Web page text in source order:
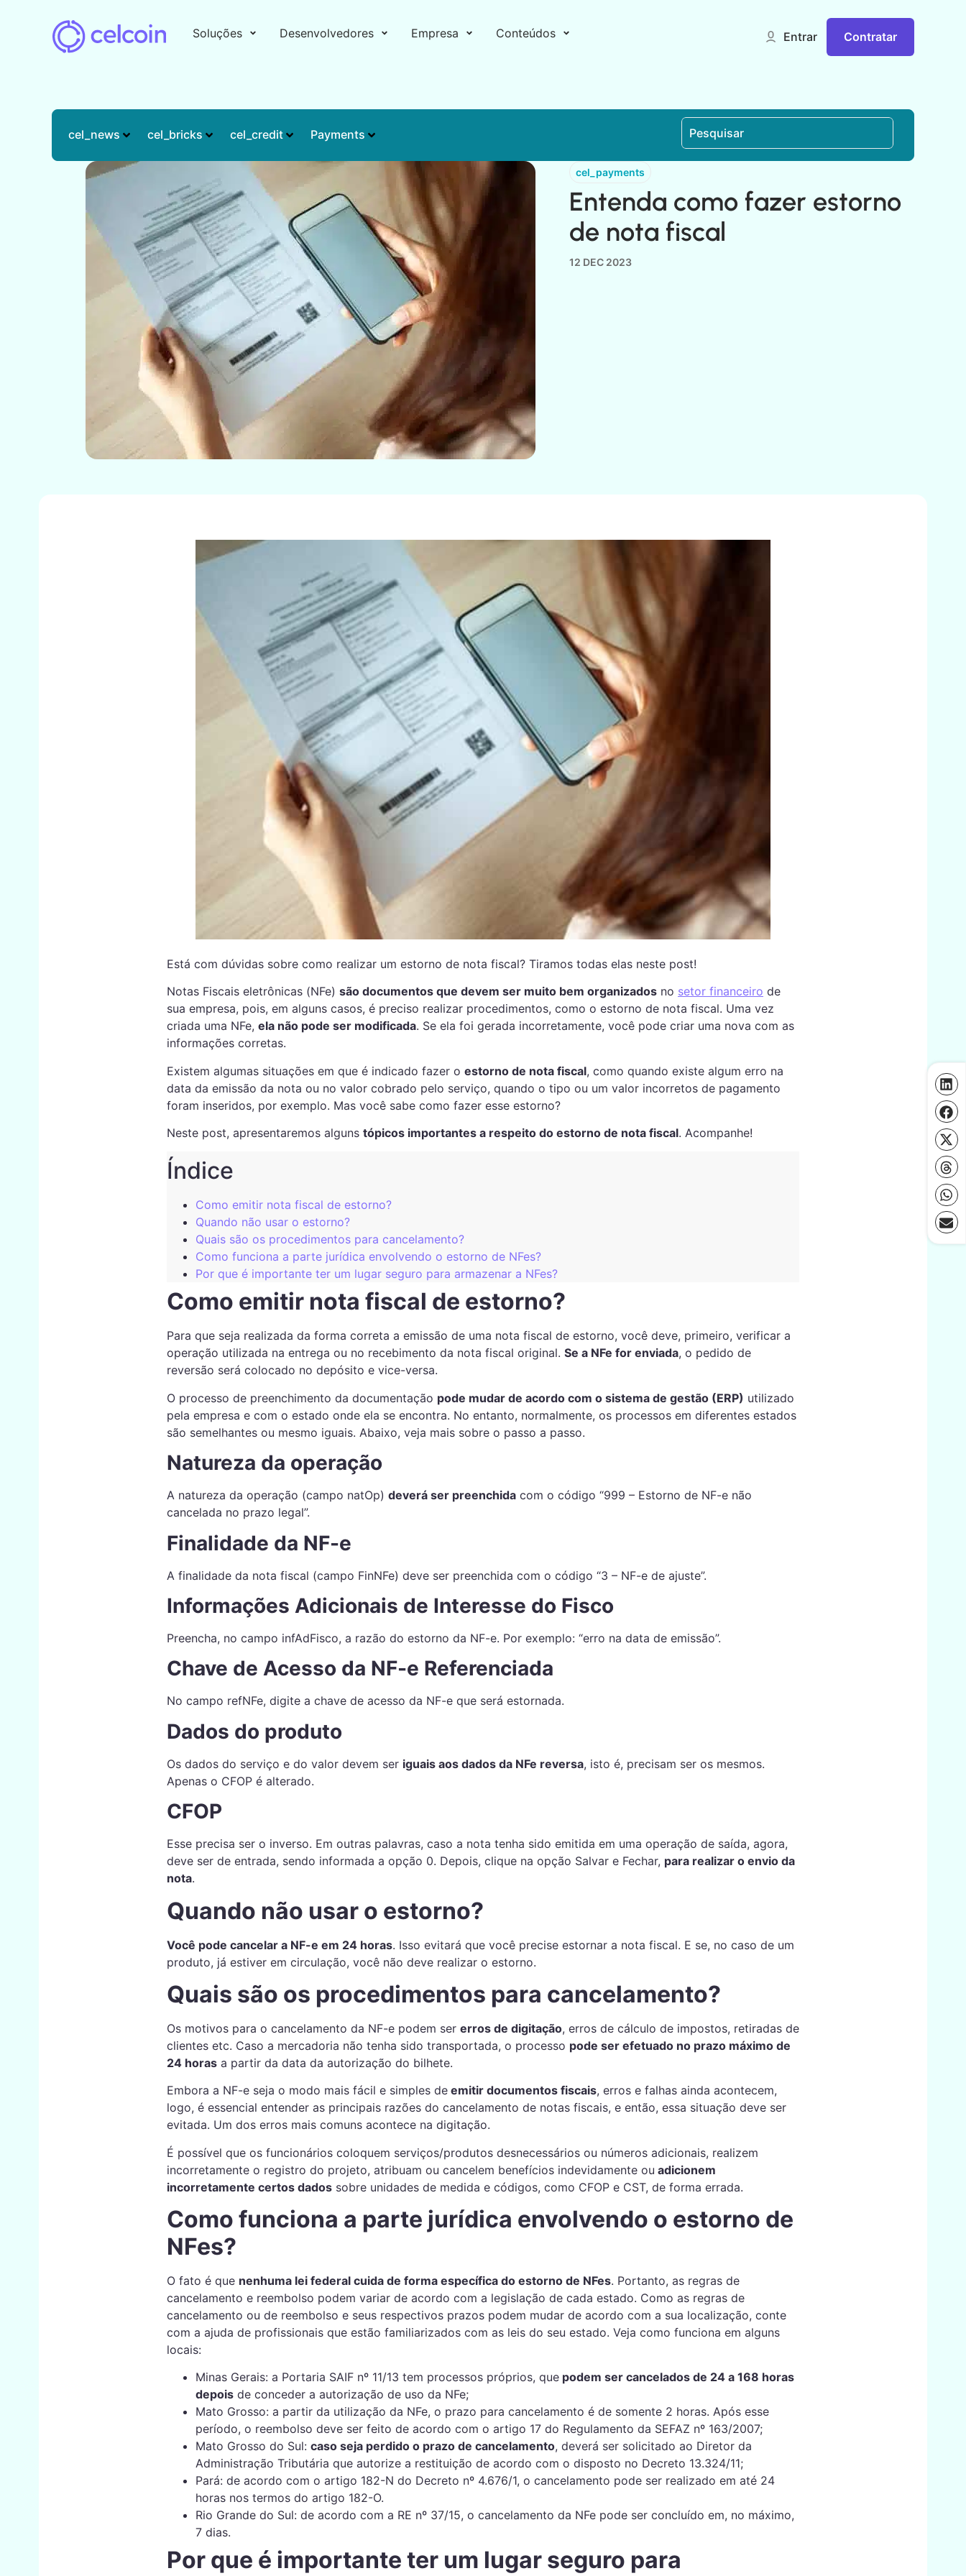
Soluções Desenvolvedores Empresa Conteúdos Entrar Contratar
cel_news cel_bricks cel_credit Payments
cel_payments
Entenda como fazer estorno
de nota fiscal
12 DEC 2023
Está com dúvidas sobre como realizar um estorno de nota fiscal? Tiramos todas elas neste post!
Notas Fiscais eletrônicas (NFe) são documentos que devem ser muito bem organizados no setor financeiro de
sua empresa, pois, em alguns casos, é preciso realizar procedimentos, como o estorno de nota fiscal. Uma vez
criada uma NFe, ela não pode ser modificada. Se ela foi gerada incorretamente, você pode criar uma nova com as
informações corretas.
Existem algumas situações em que é indicado fazer o estorno de nota fiscal, como quando existe algum erro na
data da emissão da nota ou no valor cobrado pelo serviço, quando o tipo ou um valor incorretos de pagamento
foram inseridos, por exemplo. Mas você sabe como fazer esse estorno?
Neste post, apresentaremos alguns tópicos importantes a respeito do estorno de nota fiscal. Acompanhe!
Índice
Como emitir nota fiscal de estorno?
Quando não usar o estorno?
Quais são os procedimentos para cancelamento?
Como funciona a parte jurídica envolvendo o estorno de NFes?
Por que é importante ter um lugar seguro para armazenar a NFes?
Como emitir nota fiscal de estorno?
Para que seja realizada da forma correta a emissão de uma nota fiscal de estorno, você deve, primeiro, verificar a
operação utilizada na entrega ou no recebimento da nota fiscal original. Se a NFe for enviada, o pedido de
reversão será colocado no depósito e vice-versa.
O processo de preenchimento da documentação pode mudar de acordo com o sistema de gestão (ERP) utilizado
pela empresa e com o estado onde ela se encontra. No entanto, normalmente, os processos em diferentes estados
são semelhantes ou mesmo iguais. Abaixo, veja mais sobre o passo a passo.
Natureza da operação
A natureza da operação (campo natOp) deverá ser preenchida com o código “999 – Estorno de NF-e não
cancelada no prazo legal”.
Finalidade da NF-e
A finalidade da nota fiscal (campo FinNFe) deve ser preenchida com o código “3 – NF-e de ajuste”.
Informações Adicionais de Interesse do Fisco
Preencha, no campo infAdFisco, a razão do estorno da NF-e. Por exemplo: “erro na data de emissão”.
Chave de Acesso da NF-e Referenciada
No campo refNFe, digite a chave de acesso da NF-e que será estornada.
Dados do produto
Os dados do serviço e do valor devem ser iguais aos dados da NFe reversa, isto é, precisam ser os mesmos.
Apenas o CFOP é alterado.
CFOP
Esse precisa ser o inverso. Em outras palavras, caso a nota tenha sido emitida em uma operação de saída, agora,
deve ser de entrada, sendo informada a opção 0. Depois, clique na opção Salvar e Fechar, para realizar o envio da
nota.
Quando não usar o estorno?
Você pode cancelar a NF-e em 24 horas. Isso evitará que você precise estornar a nota fiscal. E se, no caso de um
produto, já estiver em circulação, você não deve realizar o estorno.
Quais são os procedimentos para cancelamento?
Os motivos para o cancelamento da NF-e podem ser erros de digitação, erros de cálculo de impostos, retiradas de
clientes etc. Caso a mercadoria não tenha sido transportada, o processo pode ser efetuado no prazo máximo de
24 horas a partir da data da autorização do bilhete.
Embora a NF-e seja o modo mais fácil e simples de emitir documentos fiscais, erros e falhas ainda acontecem,
logo, é essencial entender as principais razões do cancelamento de notas fiscais, e então, essa situação deve ser
evitada. Um dos erros mais comuns acontece na digitação.
É possível que os funcionários coloquem serviços/produtos desnecessários ou números adicionais, realizem
incorretamente o registro do projeto, atribuam ou cancelem benefícios indevidamente ou adicionem
incorretamente certos dados sobre unidades de medida e códigos, como CFOP e CST, de forma errada.
Como funciona a parte jurídica envolvendo o estorno de
NFes?
O fato é que nenhuma lei federal cuida de forma específica do estorno de NFes. Portanto, as regras de
cancelamento e reembolso podem variar de acordo com a legislação de cada estado. Como as regras de
cancelamento ou de reembolso e seus respectivos prazos podem mudar de acordo com a sua localização, conte
com a ajuda de profissionais que estão familiarizados com as leis do seu estado. Veja como funciona em alguns
locais:
Minas Gerais: a Portaria SAIF nº 11/13 tem processos próprios, que podem ser cancelados de 24 a 168 horas
depois de conceder a autorização de uso da NFe;
Mato Grosso: a partir da utilização da NFe, o prazo para cancelamento é de somente 2 horas. Após esse
período, o reembolso deve ser feito de acordo com o artigo 17 do Regulamento da SEFAZ nº 163/2007;
Mato Grosso do Sul: caso seja perdido o prazo de cancelamento, deverá ser solicitado ao Diretor da
Administração Tributária que autorize a restituição de acordo com o disposto no Decreto 13.324/11;
Pará: de acordo com o artigo 182-N do Decreto nº 4.676/1, o cancelamento pode ser realizado em até 24
horas nos termos do artigo 182-O.
Rio Grande do Sul: de acordo com a RE nº 37/15, o cancelamento da NFe pode ser concluído em, no máximo,
7 dias.
Por que é importante ter um lugar seguro para